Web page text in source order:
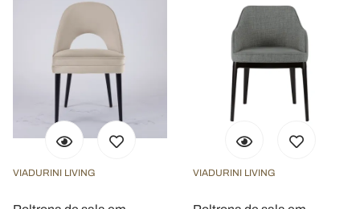
VIADURINI LIVING VIADURINI LIVING